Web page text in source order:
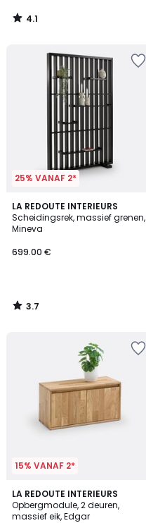
4.1
/
25% VANAF 2*
LA REDOUTE INTERIEURS
Scheidingsrek, massief grenen,
Mineva
699.00 €
3.7
/ 5
3.7
/
15% VANAF 2*
LA REDOUTE INTERIEURS
Opbergmodule, 2 deuren,
massief eik, Edgar
4.3
/ 5